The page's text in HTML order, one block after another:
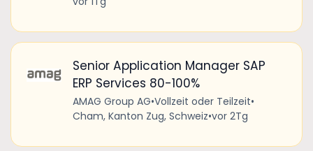
Senior Application Manager SAP
ERP Services 80-100%
AMAG Group AG•Vollzeit oder Teilzeit•
Cham, Kanton Zug, Schweiz•vor 2Tg